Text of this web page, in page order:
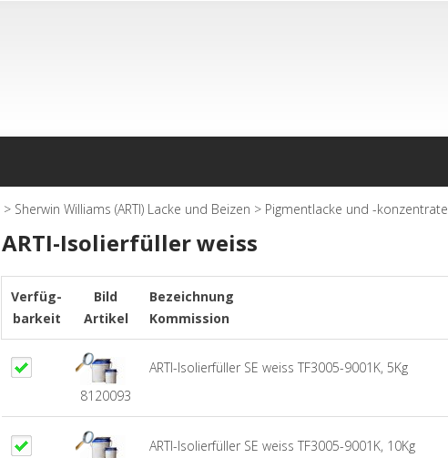
> Sherwin Williams (ARTI) Lacke und Beizen > Pigmentlacke und -konzentrate
ARTI-Isolierfüller weiss
Verfüg-
barkeit
Bild
Artikel
Bezeichnung
Kommission
8120093
ARTI-Isolierfüller SE weiss TF3005-9001K, 5Kg
ARTI-Isolierfüller SE weiss TF3005-9001K, 10Kg